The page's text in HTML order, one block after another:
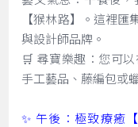
【猴林路】。這裡
與設計師品牌。
🛒 尋寶樂趣：您可
手工藝品、藤編包或
✨ 午後：極致療癒